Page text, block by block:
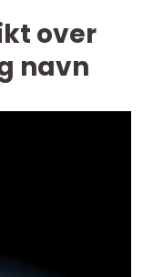
over
navn